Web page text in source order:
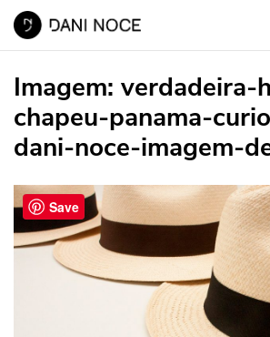
Imagem: verdadeira-
chapeu-panama-
dani-noce-imagem-
Save